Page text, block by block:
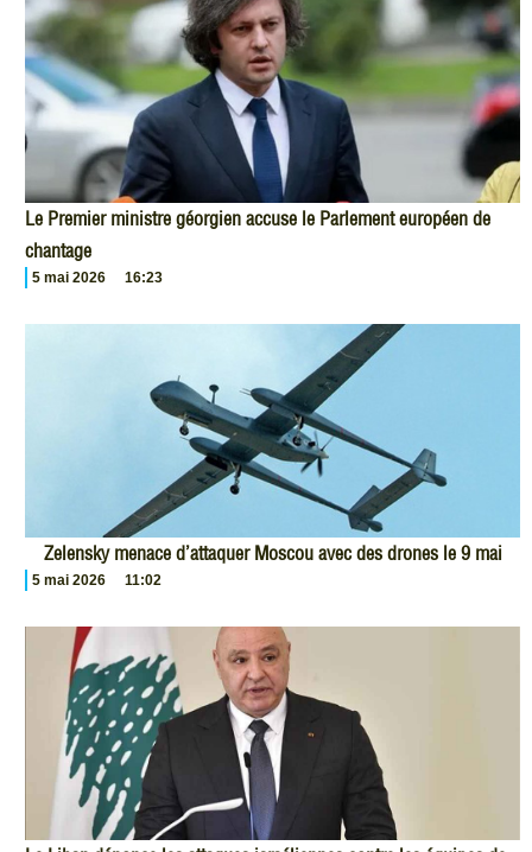
Le Premier ministre géorgien accuse le Parlement européen de
chantage
5 mai 2026 16:23
Zelensky menace d’attaquer Moscou avec des drones le 9 mai
5 mai 2026 11:02